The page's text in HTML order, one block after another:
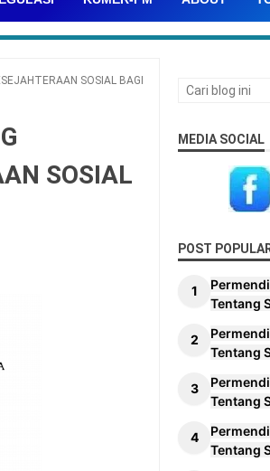
SOSIAL BAGI
SOSIAL
MEDIA SOCIAL
POST
Tentang
Tentang
Tentang
Tentang